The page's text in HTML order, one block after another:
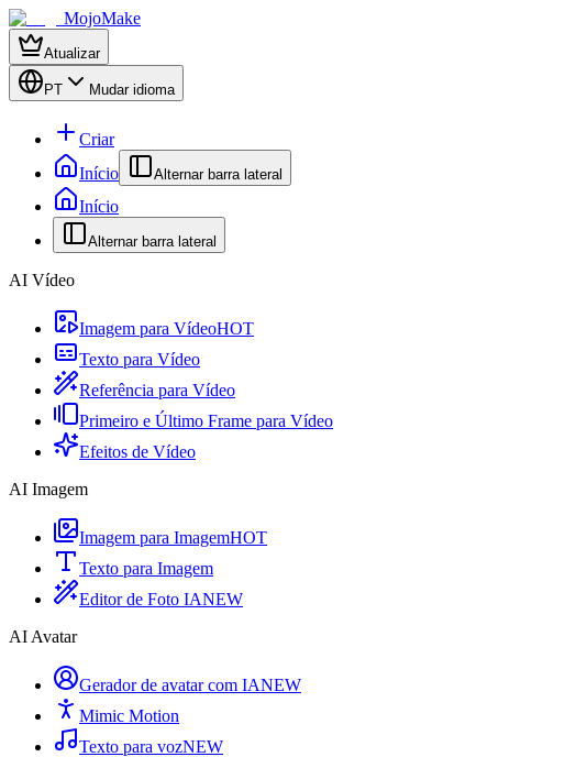
MojoMake
Atualizar
PT Mudar idioma
Criar
Início
Alternar barra lateral
Início
Alternar barra lateral
AI Vídeo
Imagem para VídeoHOT
Texto para Vídeo
Referência para Vídeo
Primeiro e Último Frame para Vídeo
Efeitos de Vídeo
AI Imagem
Imagem para ImagemHOT
Texto para Imagem
Editor de Foto IANEW
AI Avatar
Gerador de avatar com IANEW
Mimic Motion
Texto para vozNEW